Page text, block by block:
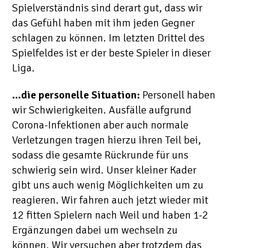
Spielverständnis sind derart gut, dass wir
das Gefühl haben mit ihm jeden Gegner
schlagen zu können. Im letzten Drittel des
Spielfeldes ist er der beste Spieler in dieser
Liga.
…die personelle Situation: Personell haben
wir Schwierigkeiten. Ausfälle aufgrund
Corona-Infektionen aber auch normale
Verletzungen tragen hierzu ihren Teil bei,
sodass die gesamte Rückrunde für uns
schwierig sein wird. Unser kleiner Kader
gibt uns auch wenig Möglichkeiten um zu
reagieren. Wir fahren auch jetzt wieder mit
12 fitten Spielern nach Weil und haben 1-2
Ergänzungen dabei um wechseln zu
können. Wir versuchen aber trotzdem das